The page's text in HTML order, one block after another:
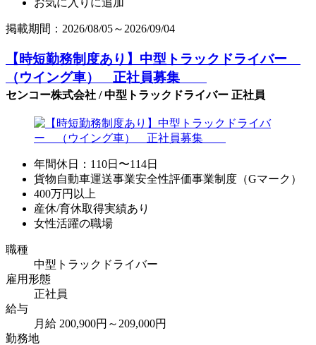
お気に入りに追加
掲載期間：2026/08/05～2026/09/04
【時短勤務制度あり】中型トラックドライバー
（ウイング車） 正社員募集
センコー株式会社 / 中型トラックドライバー 正社員
年間休日：110日〜114日
貨物自動車運送事業安全性評価事業制度（Gマーク）
400万円以上
産休/育休取得実績あり
女性活躍の職場
職種
中型トラックドライバー
雇用形態
正社員
給与
月給 200,900円～209,000円
勤務地